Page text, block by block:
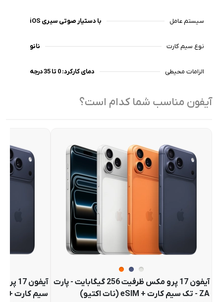
سیستم عامل iOS با دستیار صوتی سیری
نوع سیم کارت نانو
الزامات محیطی دمای کارکرد: 0 تا 35 درجه
آیفون مناسب شما کدام است؟
آیفون 17 پرو مکس ظرفیت 256 گیگابایت - پارت
ZA - تک سیم کارت + eSIM (نات اکتیو)
سیم کارت + eSIM (نات اکتیو)